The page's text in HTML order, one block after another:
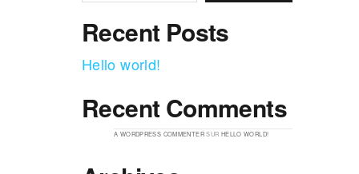
Recent Posts
Hello world!
Recent Comments
A WORDPRESS COMMENTERSUR HELLO WORLD!